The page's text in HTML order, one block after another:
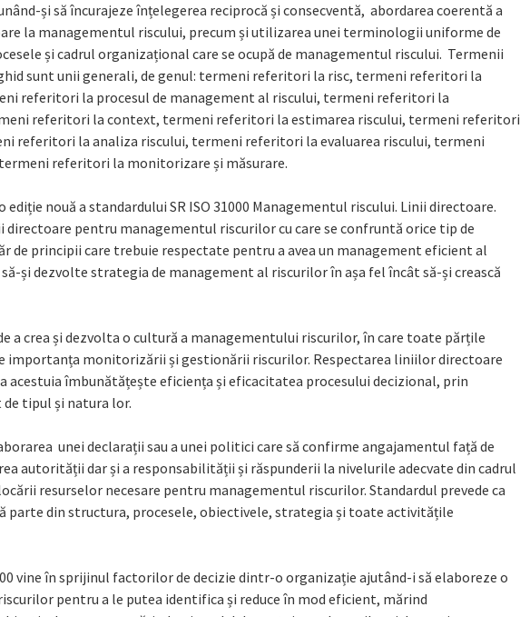
și să încurajeze înțelegerea reciprocă și consecventă, abordarea coerentă a
la managementul riscului, precum și utilizarea unei terminologii uniforme de
și cadrul organizațional care se ocupă de managementul riscului. Termenii
sunt unii generali, de genul: termeni referitori la risc, termeni referitori la
referitori la procesul de management al riscului, termeni referitori la
referitori la context, termeni referitori la estimarea riscului, termeni referitori
referitori la analiza riscului, termeni referitori la evaluarea riscului, termeni
referitori la monitorizare și măsurare.
nouă a standardului SR ISO 31000 Managementul riscului. Linii directoare.
directoare pentru managementul riscurilor cu care se confruntă orice tip de
de principii care trebuie respectate pentru a avea un management eficient al
și dezvolte strategia de management al riscurilor în așa fel încât să-și crească
a crea și dezvolta o cultură a managementului riscurilor, în care toate părțile
importanța monitorizării și gestionării riscurilor. Respectarea liniilor directoare
acestuia îmbunătățește eficiența și eficacitatea procesului decizional, prin
tipul și natura lor.
unei declarații sau a unei politici care să confirme angajamentul față de
autorității dar și a responsabilității și răspunderii la nivelurile adecvate din cadrul
resurselor necesare pentru managementul riscurilor. Standardul prevede ca
parte din structura, procesele, obiectivele, strategia și toate activitățile
vine în sprijinul factorilor de decizie dintr-o organizație ajutând-i să elaboreze o
pentru a le putea identifica și reduce în mod eficient, mărind